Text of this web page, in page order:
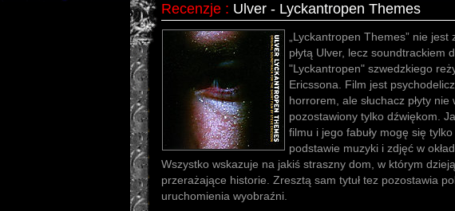
Recenzje : Ulver - Lyckantropen Themes
„Lyckantropen Themes” nie jest
płytą Ulver, lecz soundtrackiem
"Lyckantropen" szwedzkiego
Ericssona. Film jest
horrorem, ale słuchacz płyty
pozostawiony tylko dźwiękom.
filmu i jego fabuły mogę się
podstawie muzyki i zdjęć w
Wszystko wskazuje na jakiś straszny dom, w którym
przerażające historie. Zresztą sam tytuł tez pozostawia
uruchomienia wyobraźni.